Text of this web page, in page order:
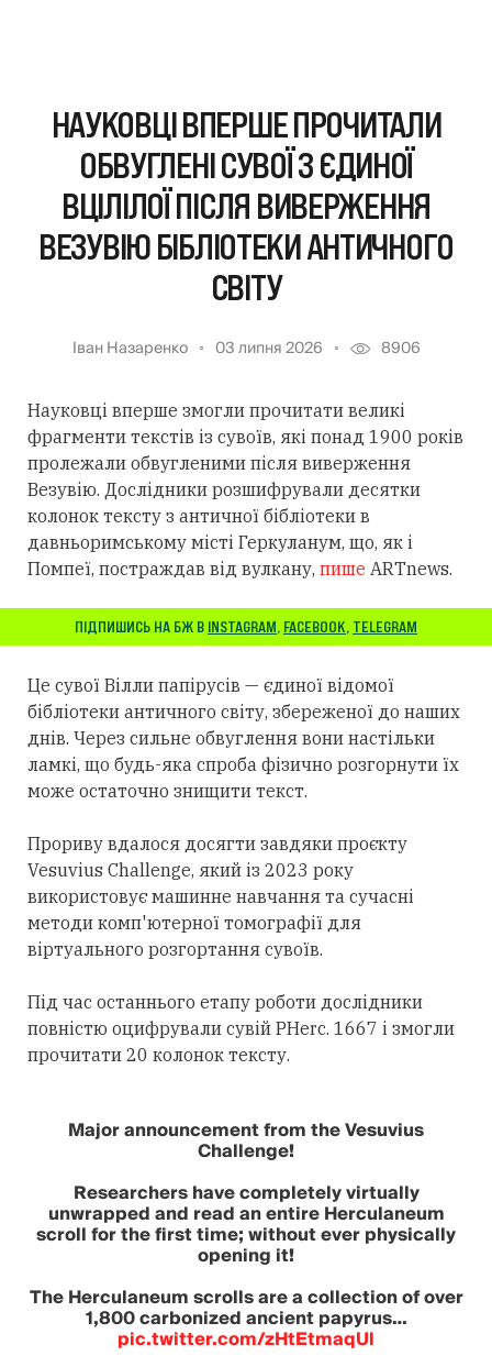
НАУКОВЦІ ВПЕРШЕ ПРОЧИТАЛИ
ОБВУГЛЕНІ СУВОЇ З ЄДИНОЇ
ВЦІЛІЛОЇ ПІСЛЯ ВИВЕРЖЕННЯ
ВЕЗУВІЮ БІБЛІОТЕКИ АНТИЧНОГО
СВІТУ
Іван Назаренко 03 липня 2026 8906
Науковці вперше змогли прочитати великі
фрагменти текстів із сувоїв, які понад 1900 років
пролежали обвугленими після виверження
Везувію. Дослідники розшифрували десятки
колонок тексту з античної бібліотеки в
давньоримському місті Геркуланум, що, як і
Помпеї, постраждав від вулкану, пише ARTnews.
ПІДПИШИСЬ НА БЖ В INSTAGRAM, FACEBOOK, TELEGRAM
Це сувої Вілли папірусів — єдиної відомої
бібліотеки античного світу, збереженої до наших
днів. Через сильне обвуглення вони настільки
ламкі, що будь-яка спроба фізично розгорнути їх
може остаточно знищити текст.
Прориву вдалося досягти завдяки проєкту
Vesuvius Challenge, який із 2023 року
використовує машинне навчання та сучасні
методи комп'ютерної томографії для
віртуального розгортання сувоїв.
Під час останнього етапу роботи дослідники
повністю оцифрували сувій PHerc. 1667 і змогли
прочитати 20 колонок тексту.
Major announcement from the Vesuvius
Challenge!
Researchers have completely virtually
unwrapped and read an entire Herculaneum
scroll for the first time; without ever physically
opening it!
The Herculaneum scrolls are a collection of over
1,800 carbonized ancient papyrus…
pic.twitter.com/zHtEtmaqUl